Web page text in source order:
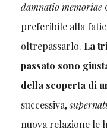
damnatio memoriae
preferibile alla
oltrepassarlo. La
passato sono
della scoperta di
successiva,
nuova relazione le